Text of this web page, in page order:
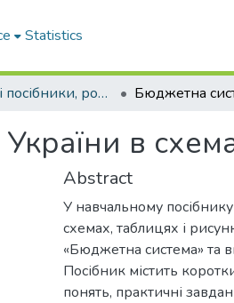
Statistics
Навчальні посібники, розділи. Довідники, словники
в
Abstract
У навчальному
схемах, таблицях і
«Бюджетна система» та
Посібник містить
понять, практичні